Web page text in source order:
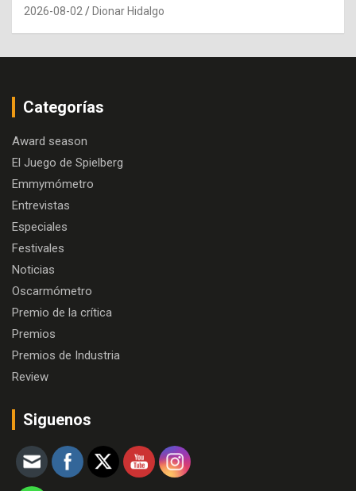
2026-08-02 Dionar Hidalgo
Categorías
Award season
El Juego de Spielberg
Emmymómetro
Entrevistas
Especiales
Festivales
Noticias
Oscarmómetro
Premio de la crítica
Premios
Premios de Industria
Review
Siguenos